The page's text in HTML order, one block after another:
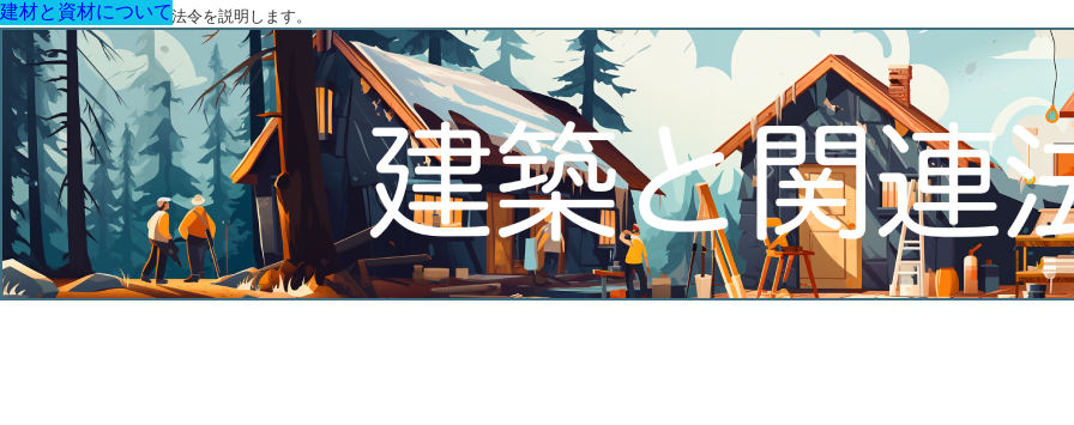
建築に関する用語と関連法令を説明します。
建材と資材について
建材と資材について
建材と資材について
建材と資材について
建材と資材について
建材と資材について
建材と資材について